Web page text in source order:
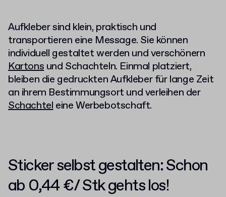
Aufkleber sind klein, praktisch und
transportieren eine Message. Sie können
individuell gestaltet werden und verschönern
Kartonsund Schachteln. Einmal platziert,
bleiben die gedruckten Aufkleber für lange Zeit
an ihrem Bestimmungsort und verleihen der
Schachteleine Werbebotschaft.
Sticker selbst gestalten: Schon
ab 0,44 €/ Stk gehts los!